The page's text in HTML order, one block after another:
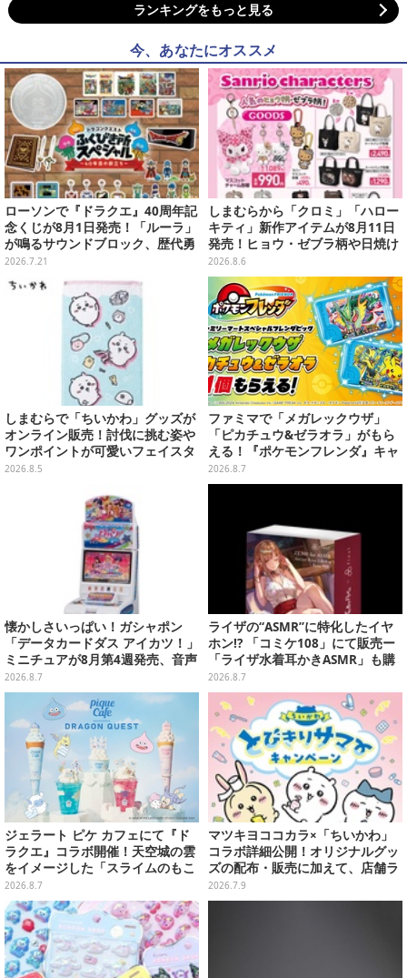
ランキングをもっと見る
今、あなたにオススメ
ローソンで『ドラクエ』40周年記
念くじが8月1日発売！「ルーラ」
が鳴るサウンドブロック、歴代勇
者＆スライムのフィギュアなど、
シリーズを振り返る景品盛りだく
さん
2026.7.21
しまむらから「クロミ」「ハロー
キティ」新作アイテムが8月11日
発売！ヒョウ・ゼブラ柄や日焼け
デザインの可愛い雑貨・アパレル
など多数
2026.8.6
しまむらで「ちいかわ」グッズが
オンライン販売！討伐に挑む姿や
ワンポイントが可愛いフェイスタ
オル、バスマットなど全14種
2026.8.5
ファミマで「メガレックウザ」
「ピカチュウ&ゼラオラ」がもら
える！『ポケモンフレンダ』キャ
ンペーンが8月11日開始
2026.8.7
懐かしさいっぱい！ガシャポン
「データカードダス アイカツ！」
ミニチュアが8月第4週発売、音声
が流れる特別仕様も当たる
2026.8.7
ライザの“ASMR”に特化したイヤ
ホン!? 「コミケ108」にて販売ー
「ライザ水着耳かきASMR」も購
入者特典で配布
2026.8.7
ジェラート ピケ カフェにて『ド
ラクエ』コラボ開催！天空城の雲
をイメージした「スライムのもこ
もこ天空クレープ」などを提供
2026.8.7
マツキヨココカラ×「ちいかわ」
コラボ詳細公開！オリジナルグッ
ズの配布・販売に加えて、店舗ラ
ッピングや”花火打ち上げ”まで盛
り沢山
2026.7.9